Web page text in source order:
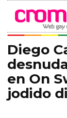
Diego
en On
jodido